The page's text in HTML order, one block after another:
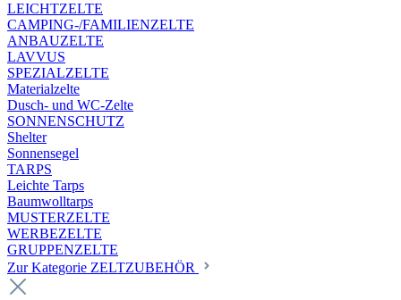
LEICHTZELTE
CAMPING-/FAMILIENZELTE
ANBAUZELTE
LAVVUS
SPEZIALZELTE
Materialzelte
Dusch- und WC-Zelte
SONNENSCHUTZ
Shelter
Sonnensegel
TARPS
Leichte Tarps
Baumwolltarps
MUSTERZELTE
WERBEZELTE
GRUPPENZELTE
Zur Kategorie ZELTZUBEHÖR